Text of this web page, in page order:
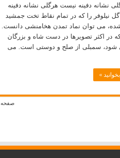
نشانه دفینه نیست هرگلی نشانه دفینه
نیلوفر را که در تمام نقاط تخت جمشید
می توان نماد تمدن هخامنشی دانست.
در اکثر تصویرها در دست شاه و بزرگان
شود، سمبلی از صلح و دوستی است. می
»
صفحه 1 of 4